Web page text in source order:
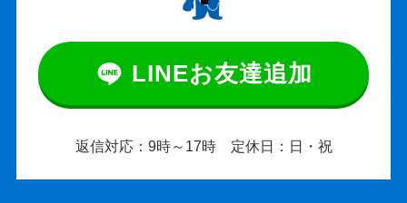
LINEお友達追加
返信対応：9時～17時 定休日：日・祝